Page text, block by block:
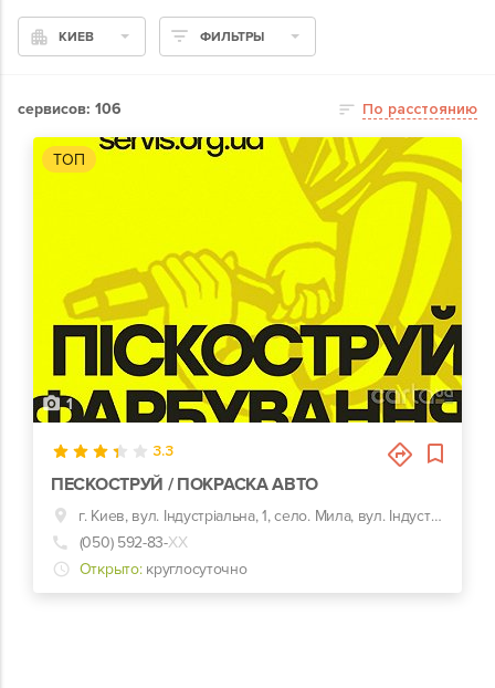
КИЕВ ФИЛЬТРЫ
сервисов: 106 По расстоянию
ТОП
1
3.3
ПЕСКОСТРУЙ / ПОКРАСКА АВТО
г. Киев, вул. Індустріальна, 1, село. Мила, вул. Індустріальна, 1, Київська обл. / Киев 7км / Житомирская трасса
(050) 592-83-ХХ
Открыто: круглосуточно